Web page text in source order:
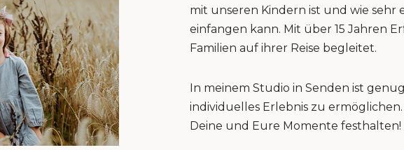
mit unseren Kindern ist und wie sehr
einfangen kann. Mit über 15 Jahren
Familien auf ihrer Reise begleitet.
In meinem Studio in Senden ist
individuelles Erlebnis zu ermöglichen.
Deine und Eure Momente festhalten!